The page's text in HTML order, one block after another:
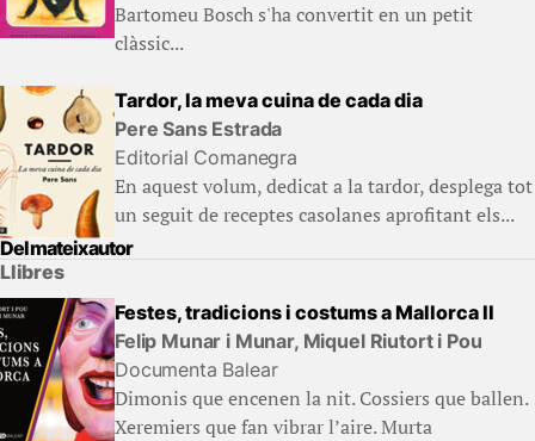
Bartomeu Bosch s'ha convertit en un petit
clàssic...
Tardor, la meva cuina de cada dia
Pere Sans Estrada
Editorial Comanegra
En aquest volum, dedicat a la tardor, desplega tot
un seguit de receptes casolanes aprofitant els...
Del mateix autor
Llibres
Festes, tradicions i costums a Mallorca II
Felip Munar i Munar, Miquel Riutort i Pou
Documenta Balear
Dimonis que encenen la nit. Cossiers que ballen.
Xeremiers que fan vibrar l’aire. Murta